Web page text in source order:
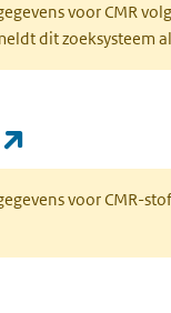
voor CMR
dit zoeksysteem
voor CMR-